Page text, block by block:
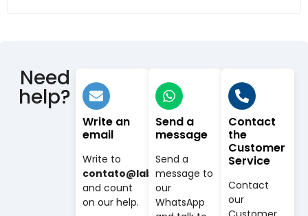
Need
help?
Write an
email
Write to
contato@labovet.com.br
and count
on our help.
Send a
message
Send a
message to
our
WhatsApp
Contact
the
Customer
Service
Contact
our